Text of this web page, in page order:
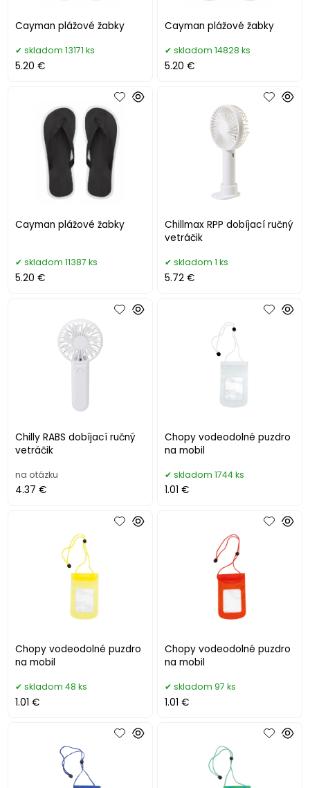
Cayman plážové žabky
skladom 13171 ks
5.20 €
Cayman plážové žabky
skladom 14828 ks
5.20 €
Cayman plážové žabky
skladom 11387 ks
5.20 €
Chillmax RPP dobíjací ručný
vetráčik
skladom 1 ks
5.72 €
Chilly RABS dobíjací ručný
vetráčik
na otázku
4.37 €
Chopy vodeodolné puzdro
na mobil
skladom 1744 ks
1.01 €
Chopy vodeodolné puzdro
na mobil
skladom 48 ks
1.01 €
Chopy vodeodolné puzdro
na mobil
skladom 97 ks
1.01 €